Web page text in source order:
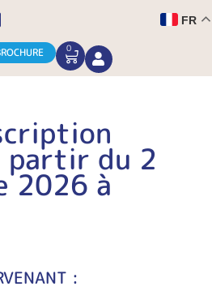
FR
0
CART
partir du 2
2026 à
: